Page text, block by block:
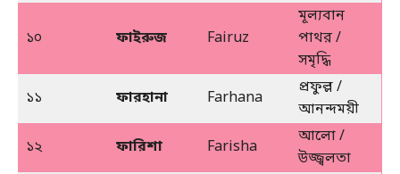
১০ ফাইরুজ Fairuz
মূল্যবান
পাথর /
সমৃদ্ধি
১১
ফারহানা Farhana
প্রফুল্ল /
আনন্দময়ী
১২
ফারিশা Farisha
আলো /
উজ্জ্বলতা